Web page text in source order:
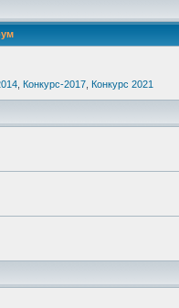
Конкурс-2017 Конкурс 2021